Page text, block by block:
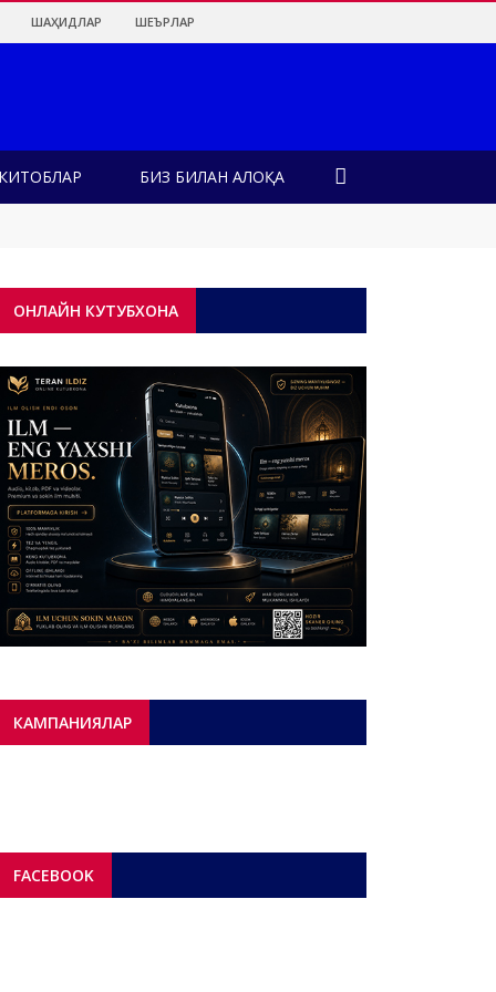
ШАҲИДЛАР ШЕЪРЛАР
КИТОБЛАР БИЗ БИЛАН АЛОҚА
ОНЛАЙН КУТУБХОНА
КАМПАНИЯЛАР
FACEBOOK